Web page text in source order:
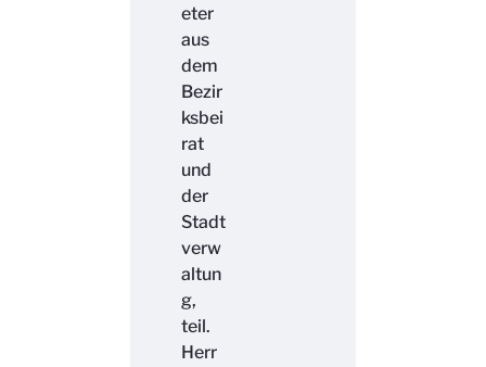
eter
aus
dem
Bezir
ksbei
rat
und
der
Stadt
verw
altun
g,
teil.
Herr